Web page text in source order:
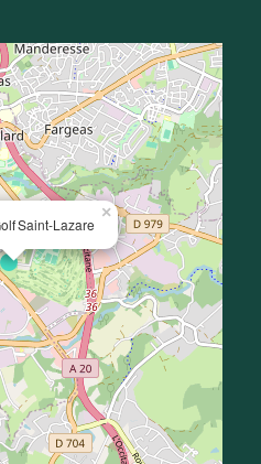
Saint-Lazare
×